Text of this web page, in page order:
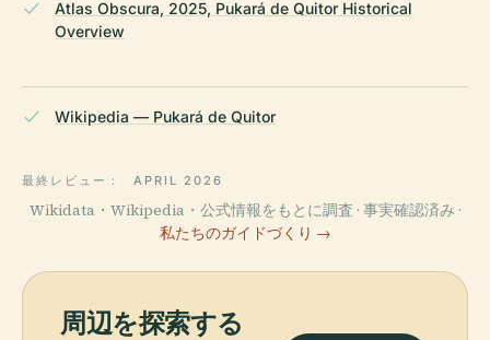
Atlas Obscura, 2025, Pukará de Quitor Historical
Overview
Wikipedia — Pukará de Quitor
最終レビュー： APRIL 2026
Wikidata・Wikipedia・公式情報をもとに調査 · 事実確認済み ·
私たちのガイドづくり →
周辺を探索する